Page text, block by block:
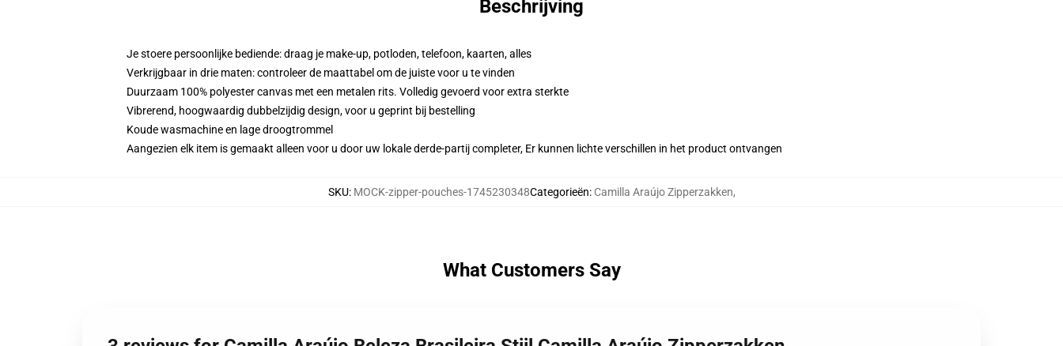
Beschrijving
Je stoere persoonlijke bediende: draag je make-up, potloden, telefoon, kaarten, alles
Verkrijgbaar in drie maten: controleer de maattabel om de juiste voor u te vinden
Duurzaam 100% polyester canvas met een metalen rits. Volledig gevoerd voor extra sterkte
Vibrerend, hoogwaardig dubbelzijdig design, voor u geprint bij bestelling
Koude wasmachine en lage droogtrommel
Aangezien elk item is gemaakt alleen voor u door uw lokale derde-partij completer, Er kunnen lichte verschillen in het product ontvangen
SKU: MOCK-zipper-pouches-1745230348Categorieën: Camilla Araújo Zipperzakken,
What Customers Say